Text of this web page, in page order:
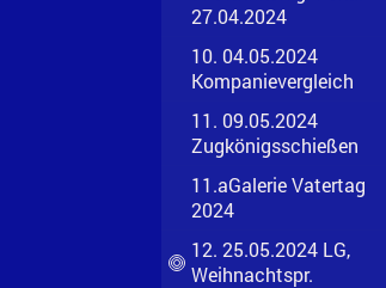
27.04.2024
10. 04.05.2024
Kompanievergleich
11. 09.05.2024
Zugkönigsschießen
11.aGalerie Vatertag
2024
12. 25.05.2024 LG,
Weihnachtspr.